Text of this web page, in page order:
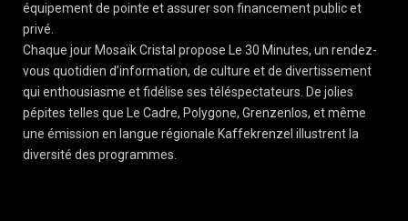
équipement de pointe et assurer son financement public et
privé.
Chaque jour Mosaïk Cristal propose Le 30 Minutes, un rendez-
vous quotidien d’information, de culture et de divertissement
qui enthousiasme et fidélise ses téléspectateurs. De jolies
pépites telles que Le Cadre, Polygone, Grenzenlos, et même
une émission en langue régionale Kaffekrenzel illustrent la
diversité des programmes.